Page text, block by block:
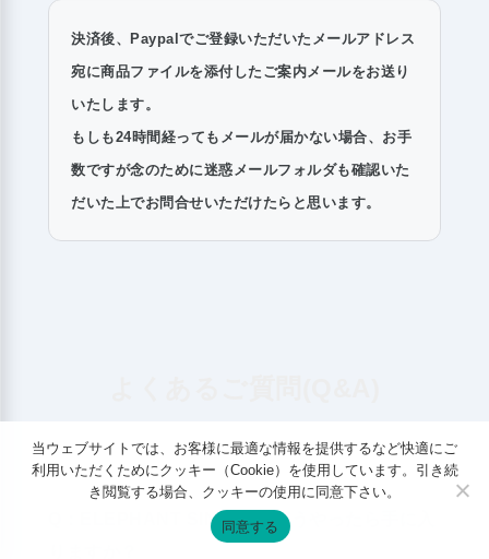
決済後、Paypalでご登録いただいたメールアドレス
宛に商品ファイルを添付したご案内メールをお送り
いたします。
もしも24時間経ってもメールが届かない場合、お手
数ですが念のために迷惑メールフォルダも確認いた
だいた上でお問合せいただけたらと思います。
Q：ELEPHANT SINGLEはどうやったら手に入
当ウェブサイトでは、お客様に最適な情報を提供するなど快適にご
利用いただくためにクッキー（Cookie）を使用しています。引き続
き閲覧する場合、クッキーの使用に同意下さい。
同意する